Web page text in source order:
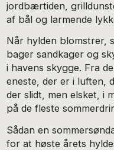
jordbærtiden,
af bål og larmende
Når hylden blomstrer,
bager sandkager og
i havens skygge. Fra
eneste, der er i luften,
der slidt, men elsket, i
på de fleste
Sådan en
for at høste årets